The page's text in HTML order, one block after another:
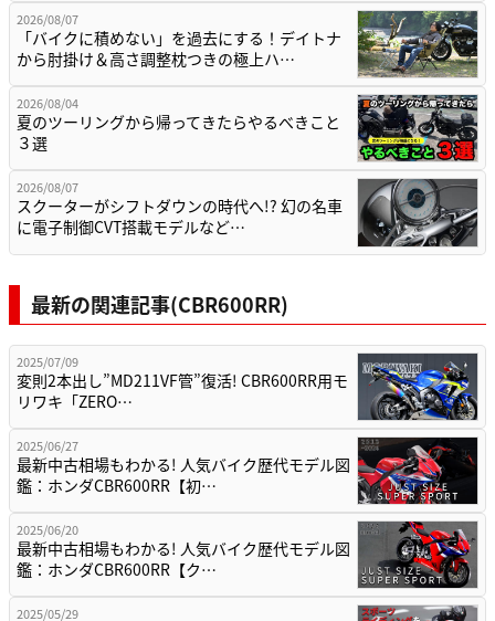
2026/08/07
「バイクに積めない」を過去にする！デイトナ
から肘掛け＆高さ調整枕つきの極上ハ…
2026/08/04
夏のツーリングから帰ってきたらやるべきこと
３選
2026/08/07
スクーターがシフトダウンの時代へ!? 幻の名車
に電子制御CVT搭載モデルなど…
最新の関連記事(CBR600RR)
2025/07/09
変則2本出し”MD211VF管”復活! CBR600RR用モ
リワキ「ZERO…
2025/06/27
最新中古相場もわかる! 人気バイク歴代モデル図
鑑：ホンダCBR600RR【初…
2025/06/20
最新中古相場もわかる! 人気バイク歴代モデル図
鑑：ホンダCBR600RR【ク…
2025/05/29